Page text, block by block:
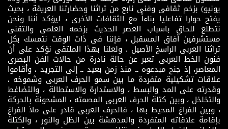
يونيو) بزخم ثقافى وفنى نابع من تراثنا وحضارتنا العريقة ، بحيث
يفتح حوارا تفاعليا بناءاً مع الثقافات الأخرى ، ليؤكد أننا ونحن
نتطلع للحاق باسباب العصر الحديث بزخمه العلمى والتقنى
مستشرفين آفاق المسقبل ، فإننا فى ذات الوقت نتمسك بكل
تراثنا العربى الراسخ الأصيل . ولعلنا بهذا الملتقى نؤكد على أن
فنون الخط العربى تعبر عن حالة نادرة من حالات الفن البصرى
المعاصر، إذ جنح مبدعوه ــ منذ زمن بعيد ــ إلى التجريد ، وأقاموا
علاقات تشكيلية متفردة ما بين سمو الحرف العربى وشموخه ،
وقدرته على المد والبسط ، والاستدارة والاستطالة ، والتضاغط
والتخلخل ، وبين كتلة الحرف العربى المصمته ، المشحونة بالحركة
، وبين الفراغ المحيط بها ، فالحرف العربى قادر على ملأ الفراغ
بإقامة علاقاته المتفردة والمدهشة بين الظل والنور ، والكتلة